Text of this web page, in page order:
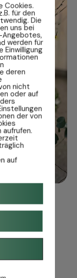
Cookies.
für den
Die
uns bei
Angebotes,
werden für
Einwilligung
deren
nicht
oder auf
der von
aufrufen.
auf